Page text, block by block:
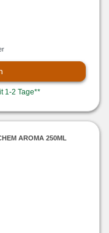
1-2 Tage**
AROMA 250ML